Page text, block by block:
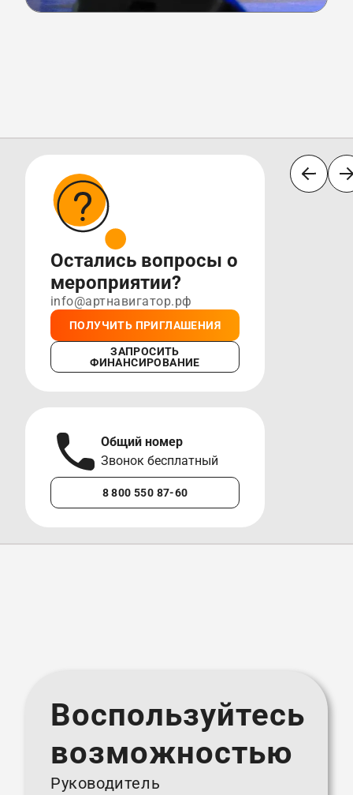
Остались вопросы о
мероприятии?
info@артнавигатор.рф
ПОЛУЧИТЬ ПРИГЛАШЕНИЯ
ЗАПРОСИТЬ
ФИНАНСИРОВАНИЕ
Общий номер
Звонок бесплатный
8 800 550 87-60
Воспользуйтесь
возможностью
Руководитель